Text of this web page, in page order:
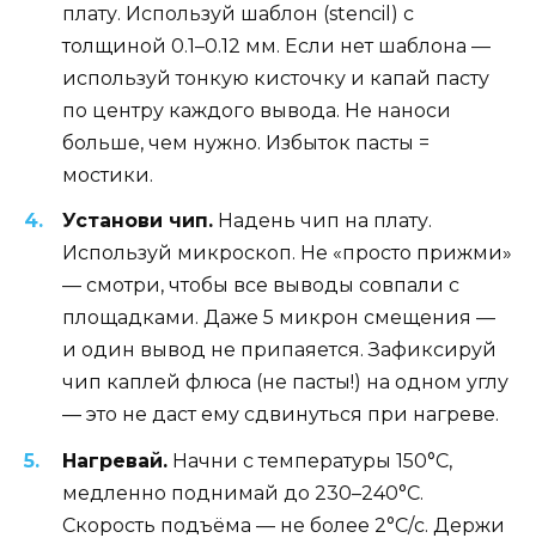
плату. Используй шаблон (stencil) с
толщиной 0.1–0.12 мм. Если нет шаблона —
используй тонкую кисточку и капай пасту
по центру каждого вывода. Не наноси
больше, чем нужно. Избыток пасты =
мостики.
Установи чип. Надень чип на плату.
Используй микроскоп. Не «просто прижми»
— смотри, чтобы все выводы совпали с
площадками. Даже 5 микрон смещения —
и один вывод не припаяется. Зафиксируй
чип каплей флюса (не пасты!) на одном углу
— это не даст ему сдвинуться при нагреве.
Нагревай. Начни с температуры 150°C,
медленно поднимай до 230–240°C.
Скорость подъёма — не более 2°C/с. Держи